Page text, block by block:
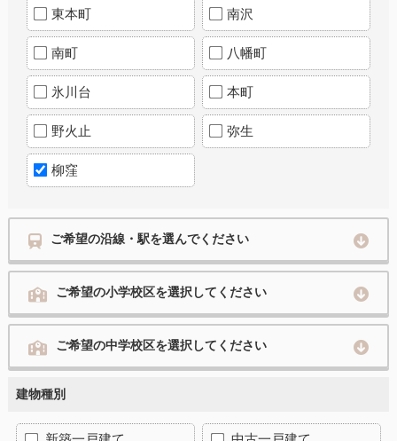
東本町 南沢
南町 八幡町
氷川台 本町
野火止 弥生
柳窪
ご希望の沿線・駅を選んでください
ご希望の小学校区を選択してください
ご希望の中学校区を選択してください
建物種別